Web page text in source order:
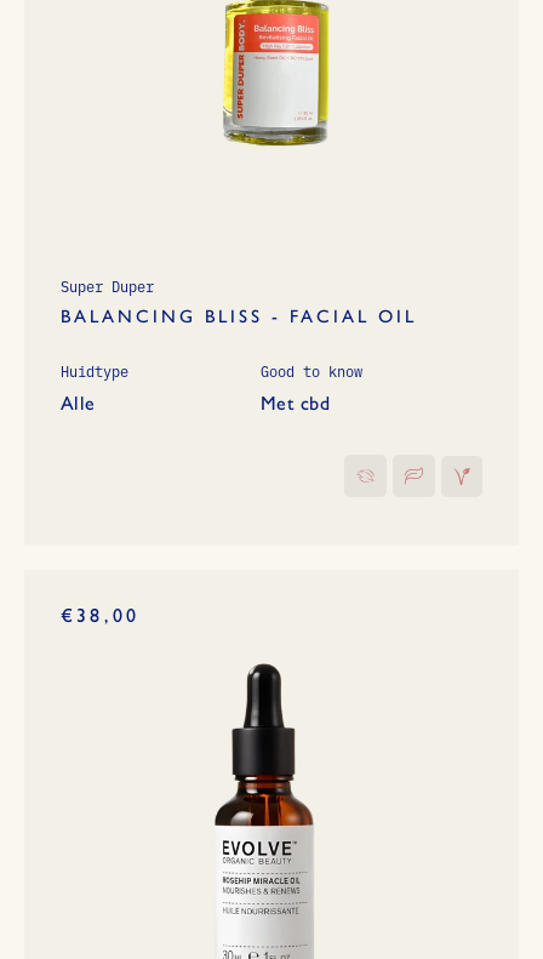
Super Duper
BALANCING BLISS - FACIAL OIL
Huidtype
Alle
Good to know
Met cbd
€38,00